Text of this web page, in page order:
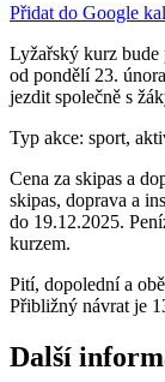
Přidat do Google
Lyžařský kurz bude
od pondělí 23.
jezdit společně s
Typ akce: sport,
Cena za skipas a
skipas, doprava a
do 19.12.2025.
kurzem.
Pití, dopolední a
Přibližný návrat je
Další